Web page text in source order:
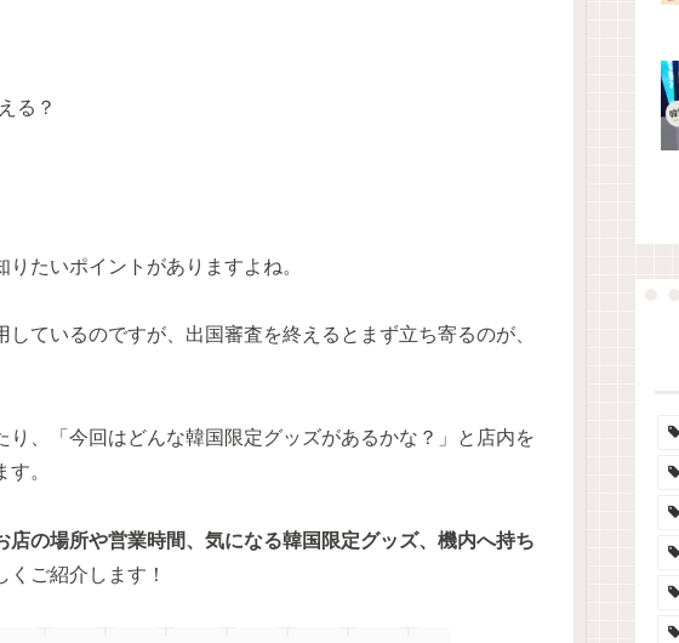
る？
たいポイントがありますよね。
ているのですが、出国審査を終えるとまず立ち寄るのが、
、「今回はどんな韓国限定グッズがあるかな？」と店内を
。
店の場所や営業時間、気になる韓国限定グッズ、機内へ持ち
くご紹介します！